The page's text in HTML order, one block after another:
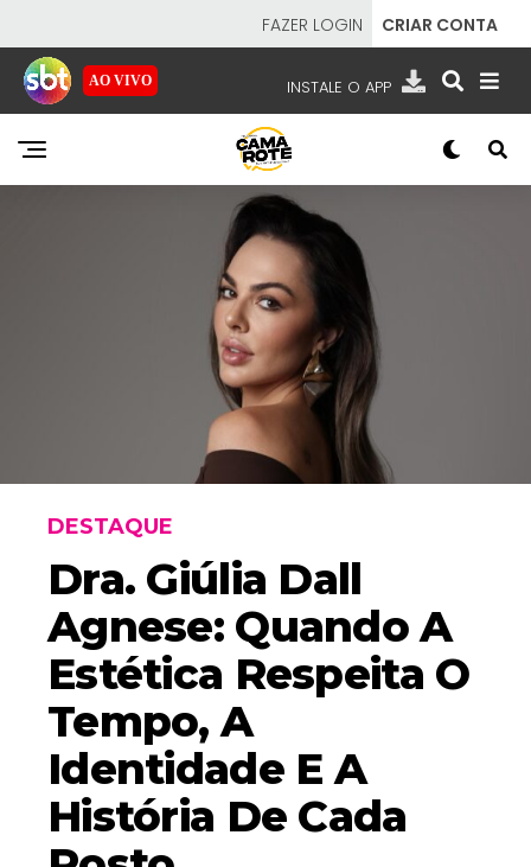
FAZER LOGIN CRIAR CONTA
AO VIVO INSTALE O APP
EMISSORAS
- SISTEMA BRASILEIRO DE TELEVISÃO
DESTAQUE
Dra. Giúlia Dall
Agnese: Quando A
Estética Respeita O
Tempo, A
Identidade E A
História De Cada